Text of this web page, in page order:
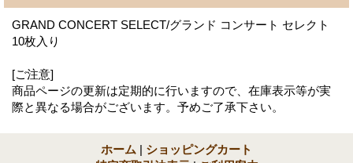
GRAND CONCERT SELECT/グランド コンサート セレクト
10枚入り
[ご注意]
商品ページの更新は定期的に行いますので、在庫表示等が実
際と異なる場合がございます。予めご了承下さい。
ホーム | ショッピングカート